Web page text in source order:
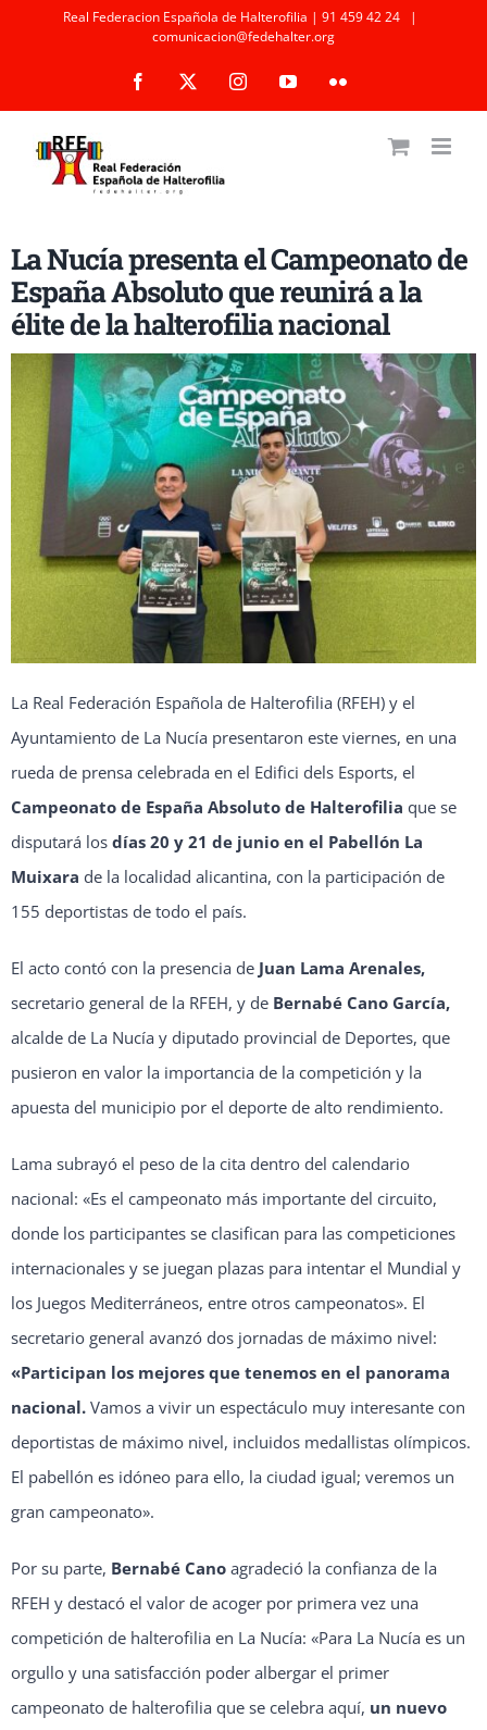
Real Federacion Española de Halterofilia | 91 459 42 24
|
comunicacion@fedehalter.org
Facebook InstagramYouTubeFlickr
La Nucía presenta el Campeonato de
España Absoluto que reunirá a la
élite de la halterofilia nacional
La Real Federación Española de Halterofilia (RFEH) y el
Ayuntamiento de La Nucía presentaron este viernes, en una
rueda de prensa celebrada en el Edifici dels Esports, el
Campeonato de España Absoluto de Halterofilia que se
disputará los días 20 y 21 de junio en el Pabellón La
Muixara de la localidad alicantina, con la participación de
155 deportistas de todo el país.
El acto contó con la presencia de Juan Lama Arenales,
secretario general de la RFEH, y de Bernabé Cano García,
alcalde de La Nucía y diputado provincial de Deportes, que
pusieron en valor la importancia de la competición y la
apuesta del municipio por el deporte de alto rendimiento.
Lama subrayó el peso de la cita dentro del calendario
nacional: «Es el campeonato más importante del circuito,
donde los participantes se clasifican para las competiciones
internacionales y se juegan plazas para intentar el Mundial y
los Juegos Mediterráneos, entre otros campeonatos». El
secretario general avanzó dos jornadas de máximo nivel:
«Participan los mejores que tenemos en el panorama
nacional. Vamos a vivir un espectáculo muy interesante con
deportistas de máximo nivel, incluidos medallistas olímpicos.
El pabellón es idóneo para ello, la ciudad igual; veremos un
gran campeonato».
Por su parte, Bernabé Cano agradeció la confianza de la
RFEH y destacó el valor de acoger por primera vez una
competición de halterofilia en La Nucía: «Para La Nucía es un
orgullo y una satisfacción poder albergar el primer
campeonato de halterofilia que se celebra aquí, un nuevo